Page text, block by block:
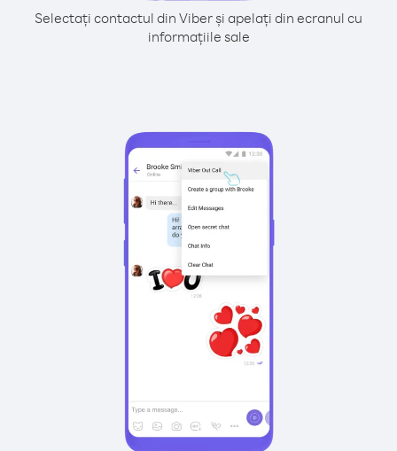
Selectați contactul din Viber și apelați din ecranul cu
informațiile sale